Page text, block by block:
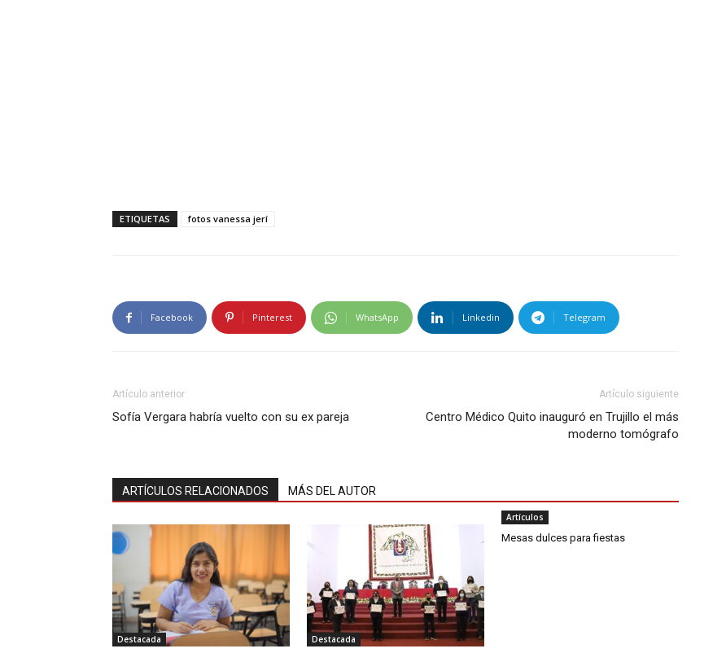
ETIQUETAS fotos vanessa jerí
Facebook Pinterest WhatsApp Linkedin Telegram
Artículo anterior
Sofía Vergara habría vuelto con su ex pareja
Artículo siguiente
Centro Médico Quito inauguró en Trujillo el más
moderno tomógrafo
ARTÍCULOS RELACIONADOS MÁS DEL AUTOR
Destacada Destacada
Artículos
Mesas dulces para fiestas